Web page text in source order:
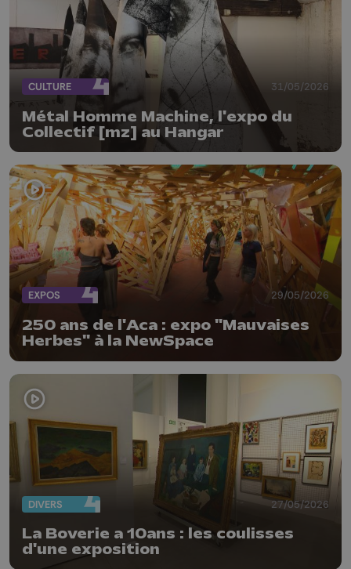
CULTURE 31/05/2026
Métal Homme Machine, l'expo du
Collectif [mz] au Hangar
EXPOS 29/05/2026
250 ans de l'Aca : expo "Mauvaises
Herbes" à la NewSpace
DIVERS 27/05/2026
La Boverie a 10ans : les coulisses
d'une exposition